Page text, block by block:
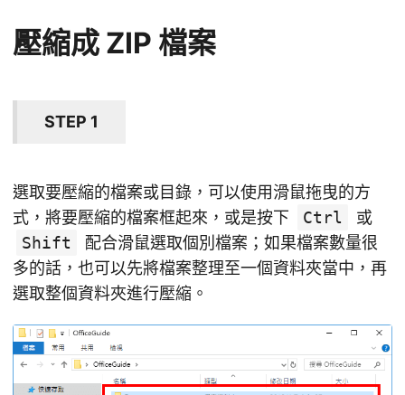
壓縮成 ZIP 檔案
STEP 1
選取要壓縮的檔案或目錄，可以使用滑鼠拖曳的方
式，將要壓縮的檔案框起來，或是按下
Ctrl
或
Shift
配合滑鼠選取個別檔案；如果檔案數量很
多的話，也可以先將檔案整理至一個資料夾當中，再
選取整個資料夾進行壓縮。